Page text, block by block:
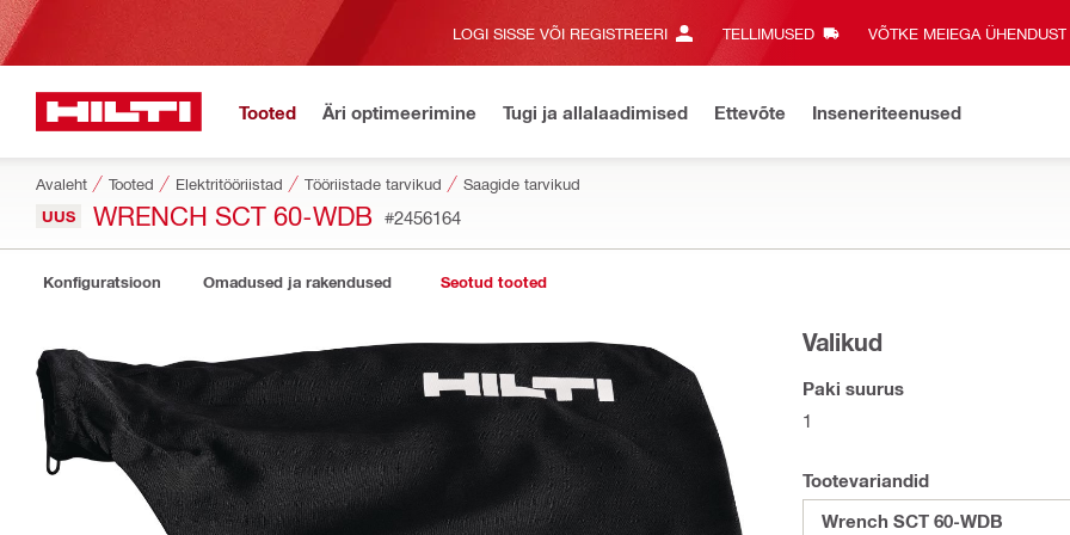
LOGI SISSE VÕI REGISTREERI TELLIMUSED VÕTKE MEIEGA ÜHENDUST‎
Tooted Äri optimeerimine Tugi ja allalaadimised Ettevõte Inseneriteenused
Avaleht Tooted Elektritööriistad Tööriistade tarvikud Saagide tarvikud
UUS WRENCH SCT 60-WDB #2456164
Konfiguratsioon Omadused ja rakendused Seotud tooted
Valikud
Paki suurus
1
Tootevariandid
Wrench SCT 60-WDB